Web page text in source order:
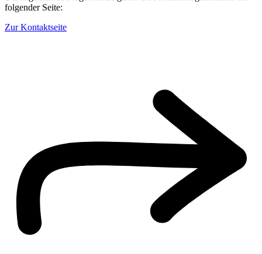
folgender Seite:
Zur Kontaktseite